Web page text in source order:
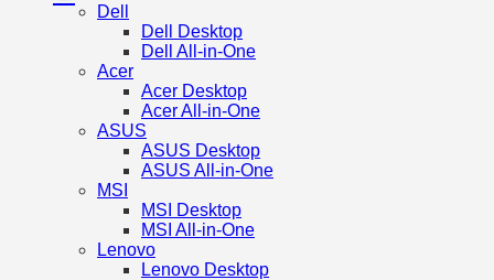
Dell
Dell Desktop
Dell All-in-One
Acer
Acer Desktop
Acer All-in-One
ASUS
ASUS Desktop
ASUS All-in-One
MSI
MSI Desktop
MSI All-in-One
Lenovo
Lenovo Desktop